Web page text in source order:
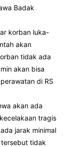
Badak
korban luka-
akan
tidak ada
akan bisa
di RS
akan ada
tragis
jarak minimal
tidak